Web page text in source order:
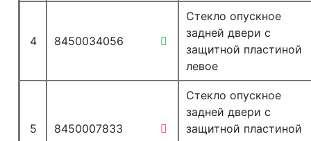
4 8450034056
Стекло опускное
задней двери с
защитной пластиной
левое
5 8450007833
Стекло опускное
задней двери с
защитной пластиной